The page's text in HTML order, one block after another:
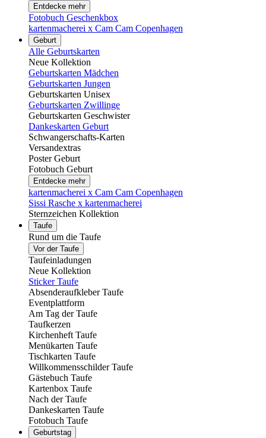
Entdecke mehr
Fotobuch Geschenkbox
kartenmacherei x Cam Cam Copenhagen
Geburt
Alle Geburtskarten
Neue Kollektion
Geburtskarten Mädchen
Geburtskarten Jungen
Geburtskarten Unisex
Geburtskarten Zwillinge
Geburtskarten Geschwister
Dankeskarten Geburt
Schwangerschafts-Karten
Versandextras
Poster Geburt
Fotobuch Geburt
Entdecke mehr
kartenmacherei x Cam Cam Copenhagen
Sissi Rasche x kartenmacherei
Sternzeichen Kollektion
Taufe
Rund um die Taufe
Vor der Taufe
Taufeinladungen
Neue Kollektion
Sticker Taufe
Absenderaufkleber Taufe
Eventplattform
Am Tag der Taufe
Taufkerzen
Kirchenheft Taufe
Menükarten Taufe
Tischkarten Taufe
Willkommensschilder Taufe
Gästebuch Taufe
Kartenbox Taufe
Nach der Taufe
Dankeskarten Taufe
Fotobuch Taufe
Geburtstag